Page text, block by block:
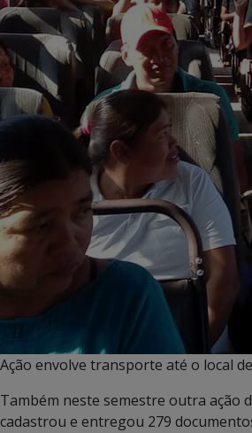
Ação envolve transporte até o local
Também neste semestre outra ação
cadastrou e entregou 279